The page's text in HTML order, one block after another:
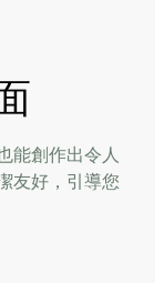
能創作出令人
友好，引導您